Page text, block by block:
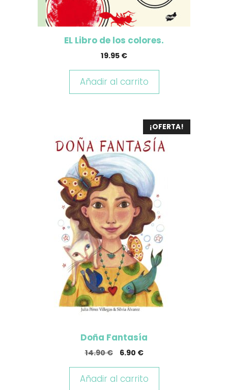
EL Libro de los colores.
19.95 €
Añadir al carrito
¡OFERTA!
Doña Fantasía
14.90€
El
original
era:
6.90 €El
es:
Añadir al carrito